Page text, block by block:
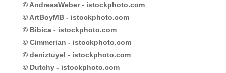
© AndreasWeber - istockphoto.com
© ArtBoyMB - istockphoto.com
© Bibica - istockphoto.com
© Cimmerian - istockphoto.com
© deniztuyel - istockphoto.com
© Dutchy - istockphoto.com